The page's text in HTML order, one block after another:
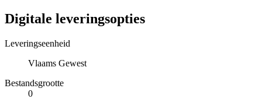
Digitale leveringsopties
Leveringseenheid
Vlaams Gewest
Bestandsgrootte
0